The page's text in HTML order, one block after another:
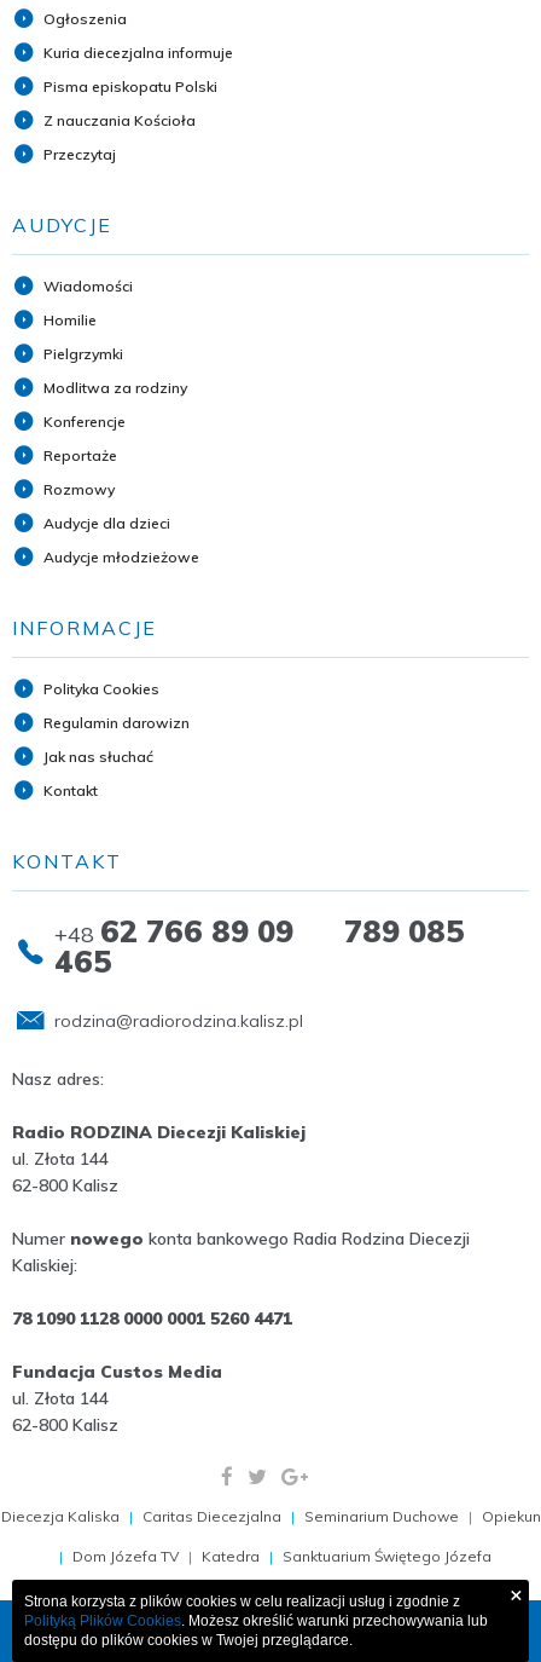
Ogłoszenia
Kuria diecezjalna informuje
Pisma episkopatu Polski
Z nauczania Kościoła
Przeczytaj
AUDYCJE
Wiadomości
Homilie
Pielgrzymki
Modlitwa za rodziny
Konferencje
Reportaże
Rozmowy
Audycje dla dzieci
Audycje młodzieżowe
INFORMACJE
Polityka Cookies
Regulamin darowizn
Jak nas słuchać
Kontakt
KONTAKT
+48 62 766 89 09 789 085
465
rodzina@radiorodzina.kalisz.pl
Nasz adres:
Radio RODZINA Diecezji Kaliskiej
ul. Złota 144
62-800 Kalisz
Numer nowego konta bankowego Radia Rodzina Diecezji
Kaliskiej:
78 1090 1128 0000 0001 5260 4471
Fundacja Custos Media
ul. Złota 144
62-800 Kalisz
Diecezja Kaliska Caritas Diecezjalna Seminarium Duchowe Opiekun
Dom Józefa TV Katedra Sanktuarium Świętego Józefa
COPYRIGHT 2009-2026, RADIO RODZINA 103,1 FM
MEDIAESSENCE.PL
Strona korzysta z plików cookies w celu realizacji usług i zgodnie z
Polityką Plików Cookies. Możesz określić warunki przechowywania lub
dostępu do plików cookies w Twojej przeglądarce.
×